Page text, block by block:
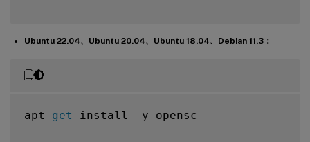
Ubuntu 22.04、Ubuntu 20.04、Ubuntu 18.04、Debian 11.3：
apt - get install - y opensc